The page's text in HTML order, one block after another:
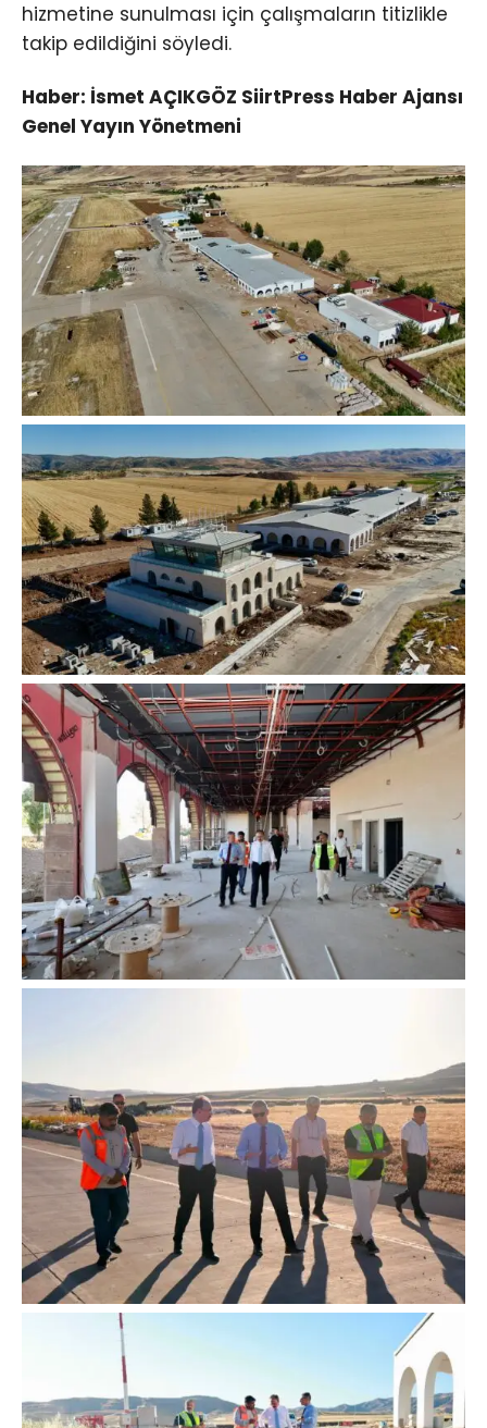
hizmetine sunulması için çalışmaların titizlikle
takip edildiğini söyledi.
Haber: İsmet AÇIKGÖZ SiirtPress Haber Ajansı
Genel Yayın Yönetmeni